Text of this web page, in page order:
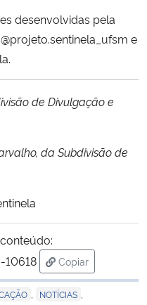
desenvolvidas pela
e
de Divulgação e
da Subdivisão de
Copiar
para área de
NOTÍCIAS